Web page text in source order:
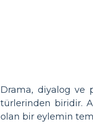
Drama, diyalog ve
türlerinden biridir.
olan bir eylemin